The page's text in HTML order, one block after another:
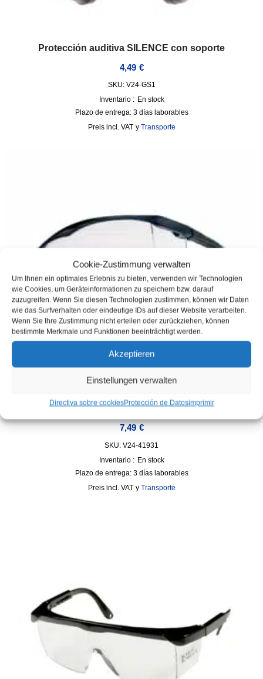
Cookie-Zustimmung verwalten
Um Ihnen ein optimales Erlebnis zu bieten, verwenden wir Technologien
wie Cookies, um Geräteinformationen zu speichern bzw. darauf
zuzugreifen. Wenn Sie diesen Technologien zustimmen, können wir Daten
wie das Surfverhalten oder eindeutige IDs auf dieser Website verarbeiten.
Wenn Sie Ihre Zustimmung nicht erteilen oder zurückziehen, können
bestimmte Merkmale und Funktionen beeinträchtigt werden.
Akzeptieren
Einstellungen verwalten
Directiva sobre cookiesProtección de Datosimprimir
Protección auditiva SILENCE con soporte
4,49 €
SKU: V24-GS1
Inventario : En stock
Plazo de entrega: 3 días laborables
incl. VAT y Transporte
Gafas de seguridad BASIC lente transparente
7,49 €
SKU: V24-41931
Inventario : En stock
Plazo de entrega: 3 días laborables
incl. VAT y Transporte